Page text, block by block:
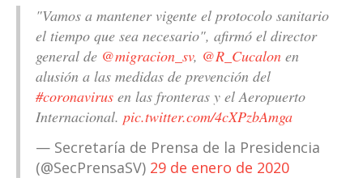
"Vamos a mantener vigente el protocolo sanitario
el tiempo que sea necesario", afirmó el director
general de @migracion_sv, @R_Cucalon en
alusión a las medidas de prevención del
#coronavirus en las fronteras y el Aeropuerto
Internacional. pic.twitter.com/4cXPzbAmga
— Secretaría de Prensa de la Presidencia
(@SecPrensaSV) 29 de enero de 2020